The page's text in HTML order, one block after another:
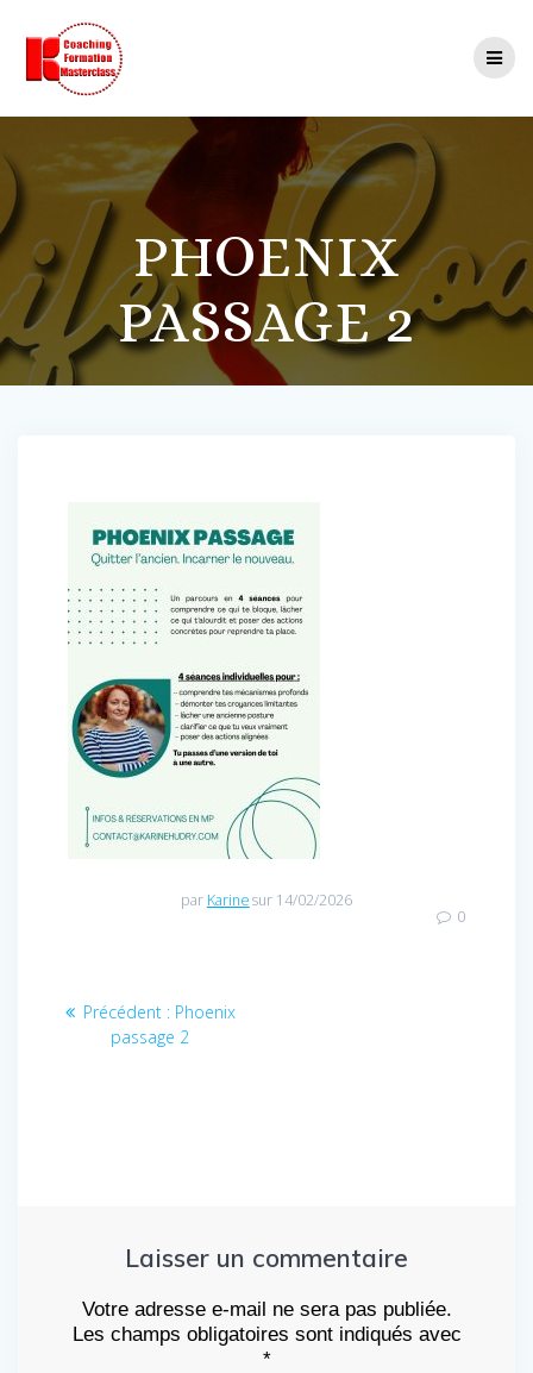
PHOENIX
PASSAGE 2
par Karinesur 14/02/2026
0
l’article
Précédent : Article
précédent
Phoenix
passage 2
Laisser un commentaire
Votre adresse e-mail ne sera pas publiée.
Les champs obligatoires sont indiqués avec
*